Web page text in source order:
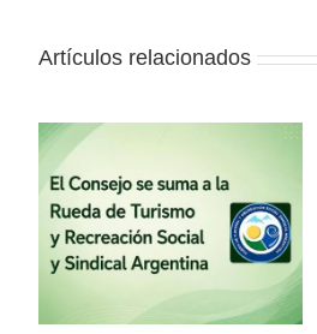
Artículos relacionados
30 de julio – Día Mundial
contra la Trata de
Personas